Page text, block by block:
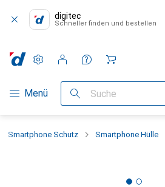
digitec
Schneller finden und bestellen
Navigation nach Kategorien
Menü Suche
Einstellungen
Kundenkonto
Vergleichslisten
Merklisten
Warenkorb
Smartphone Schutz Smartphone Hülle